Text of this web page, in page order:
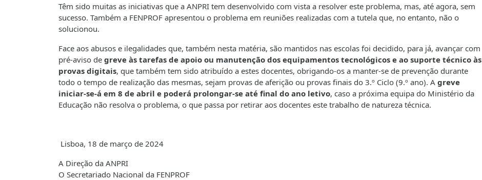
Têm sido muitas as iniciativas que a ANPRI tem desenvolvido com vista a resolver este problema, mas, até agora, sem
sucesso. Também a FENPROF apresentou o problema em reuniões realizadas com a tutela que, no entanto, não o
solucionou.
Face aos abusos e ilegalidades que, também nesta matéria, são mantidos nas escolas foi decidido, para já, avançar com
pré-aviso de greve às tarefas de apoio ou manutenção dos equipamentos tecnológicos e ao suporte técnico às
provas digitais, que também tem sido atribuído a estes docentes, obrigando-os a manter-se de prevenção durante
todo o tempo de realização das mesmas, sejam provas de aferição ou provas finais do 3.º Ciclo (9.º ano). A greve
iniciar-se-á em 8 de abril e poderá prolongar-se até final do ano letivo, caso a próxima equipa do Ministério da
Educação não resolva o problema, o que passa por retirar aos docentes este trabalho de natureza técnica.
Lisboa, 18 de março de 2024
A Direção da ANPRI
O Secretariado Nacional da FENPROF